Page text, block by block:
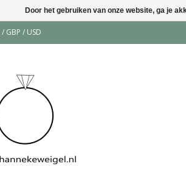
/ GBP / USD
Door het gebruiken van onze website, ga je